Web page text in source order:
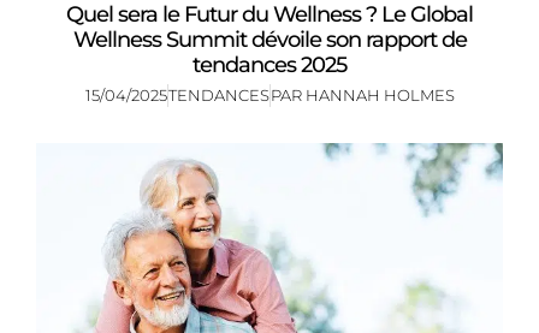
Quel sera le Futur du Wellness ? Le Global
Wellness Summit dévoile son rapport de
tendances 2025
15/04/2025TENDANCESPAR HANNAH HOLMES